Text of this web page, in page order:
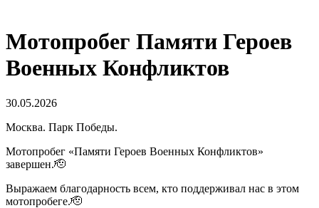
Мотопробег Памяти Героев
Военных Конфликтов
30.05.2026
Москва. Парк Победы.
Мотопробег «Памяти Героев Военных Конфликтов»
завершен.🫡
Выражаем благодарность всем, кто поддерживал нас в этом
мотопробеге.🫡